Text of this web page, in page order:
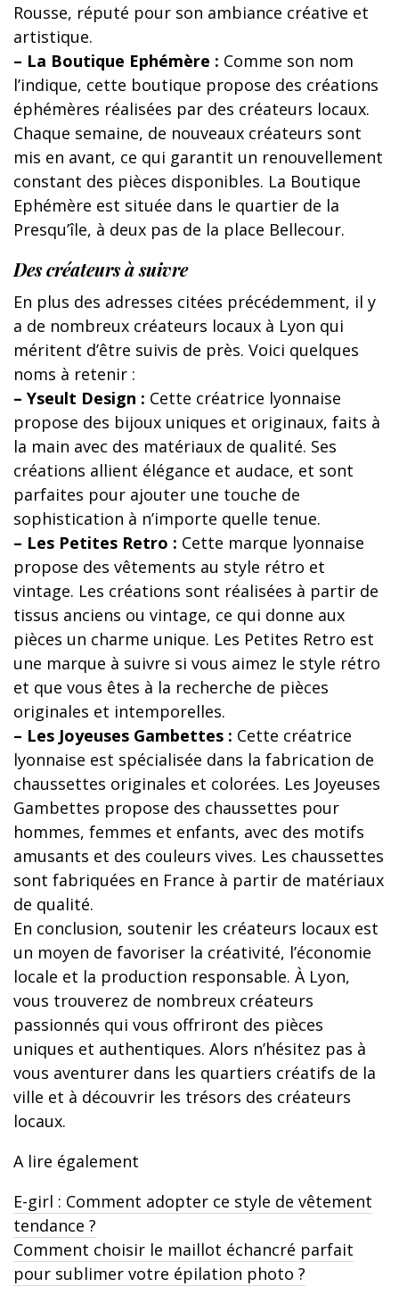
Rousse, réputé pour son ambiance créative et
artistique.
– La Boutique Ephémère : Comme son nom
l’indique, cette boutique propose des créations
éphémères réalisées par des créateurs locaux.
Chaque semaine, de nouveaux créateurs sont
mis en avant, ce qui garantit un renouvellement
constant des pièces disponibles. La Boutique
Ephémère est située dans le quartier de la
Presqu’île, à deux pas de la place Bellecour.
Des créateurs à suivre
En plus des adresses citées précédemment, il y
a de nombreux créateurs locaux à Lyon qui
méritent d’être suivis de près. Voici quelques
noms à retenir :
– Yseult Design : Cette créatrice lyonnaise
propose des bijoux uniques et originaux, faits à
la main avec des matériaux de qualité. Ses
créations allient élégance et audace, et sont
parfaites pour ajouter une touche de
sophistication à n’importe quelle tenue.
– Les Petites Retro : Cette marque lyonnaise
propose des vêtements au style rétro et
vintage. Les créations sont réalisées à partir de
tissus anciens ou vintage, ce qui donne aux
pièces un charme unique. Les Petites Retro est
une marque à suivre si vous aimez le style rétro
et que vous êtes à la recherche de pièces
originales et intemporelles.
– Les Joyeuses Gambettes : Cette créatrice
lyonnaise est spécialisée dans la fabrication de
chaussettes originales et colorées. Les Joyeuses
Gambettes propose des chaussettes pour
hommes, femmes et enfants, avec des motifs
amusants et des couleurs vives. Les chaussettes
sont fabriquées en France à partir de matériaux
de qualité.
En conclusion, soutenir les créateurs locaux est
un moyen de favoriser la créativité, l’économie
locale et la production responsable. À Lyon,
vous trouverez de nombreux créateurs
passionnés qui vous offriront des pièces
uniques et authentiques. Alors n’hésitez pas à
vous aventurer dans les quartiers créatifs de la
ville et à découvrir les trésors des créateurs
locaux.
A lire également
E-girl : Comment adopter ce style de vêtement
tendance ?
Comment choisir le maillot échancré parfait
pour sublimer votre épilation photo ?